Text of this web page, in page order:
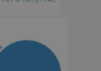
korzystanie z podstawowych
i zarządzanie kontem. Bez
ze strony internetowej.